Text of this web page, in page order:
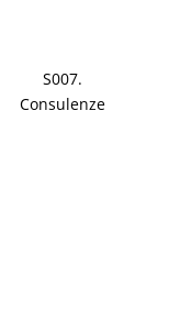
S007.
Consulenze